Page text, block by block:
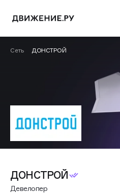
Сеть ДОНСТРОЙ
ДОНСТРОЙ
Девелопер